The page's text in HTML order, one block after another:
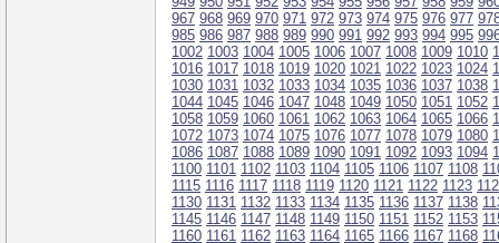
967 968 969 970 971 972 973 974 975 976 977
985 986 987 988 989 990 991 992 993 994 995
1002 1003 1004 1005 1006 1007 1008 1009 1010
1016 1017 1018 1019 1020 1021 1022 1023 1024
1030 1031 1032 1033 1034 1035 1036 1037 1038
1044 1045 1046 1047 1048 1049 1050 1051 1052
1058 1059 1060 1061 1062 1063 1064 1065 1066
1072 1073 1074 1075 1076 1077 1078 1079 1080
1086 1087 1088 1089 1090 1091 1092 1093 1094
1100 1101 1102 1103 1104 1105 1106 1107 1108
1115 1116 1117 1118 1119 1120 1121 1122 1123
1130 1131 1132 1133 1134 1135 1136 1137 1138
1145 1146 1147 1148 1149 1150 1151 1152 1153
1160 1161 1162 1163 1164 1165 1166 1167 1168